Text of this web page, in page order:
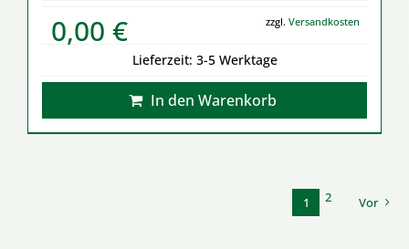
0,00 € zzgl.Versandkosten
Lieferzeit: 3-5 Werktage
In den Warenkorb
1 2 Vor